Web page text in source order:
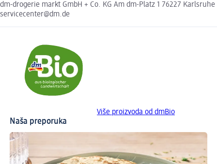
dm-drogerie markt GmbH + Co. KG Am dm-Platz 1 76227 Karlsruhe
servicecenter@dm.de
Više proizvoda od dmBio
Naša preporuka